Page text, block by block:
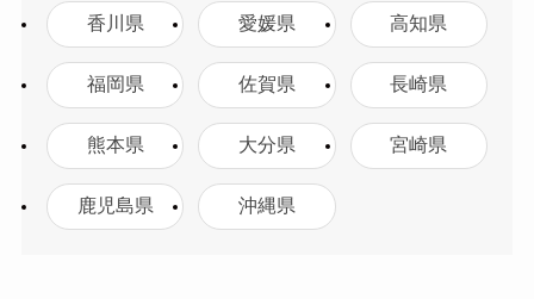
香川県 愛媛県 高知県
福岡県 佐賀県 長崎県
熊本県 大分県 宮崎県
鹿児島県 沖縄県